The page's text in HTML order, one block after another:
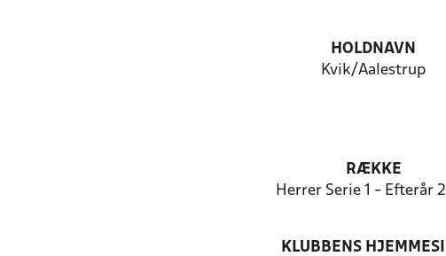
HOLDNAVN
Kvik/Aalestrup
RÆKKE
Herrer Serie 1 - Efterår
KLUBBENS